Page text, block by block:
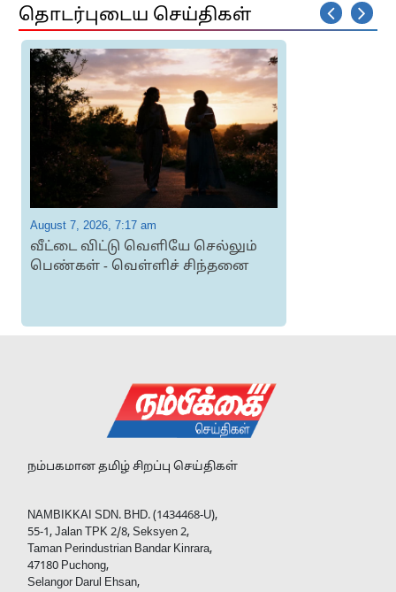
தொடர்புடைய செய்திகள்
August 7, 2026, 7:17 am
வீட்டை விட்டு வெளியே செல்லும்
பெண்கள் - வெள்ளிச் சிந்தனை
நம்பகமான தமிழ் சிறப்பு செய்திகள்
NAMBIKKAI SDN. BHD. (1434468-U),
55-1, Jalan TPK 2/8, Seksyen 2,
Taman Perindustrian Bandar Kinrara,
47180 Puchong,
Selangor Darul Ehsan,